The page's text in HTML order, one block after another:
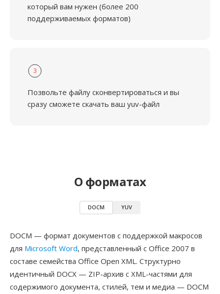
который вам нужен (более 200
поддерживаемых форматов)
3
Позвольте файлу сконвертироваться и вы
сразу сможете скачать ваш yuv-файл
О форматах
DOCM YUV
DOCM — формат документов с поддержкой макросов
для Microsoft Word, представленный с Office 2007 в
составе семейства Office Open XML. Структурно
идентичный DOCX — ZIP-архив с XML-частями для
содержимого документа, стилей, тем и медиа — DOCM